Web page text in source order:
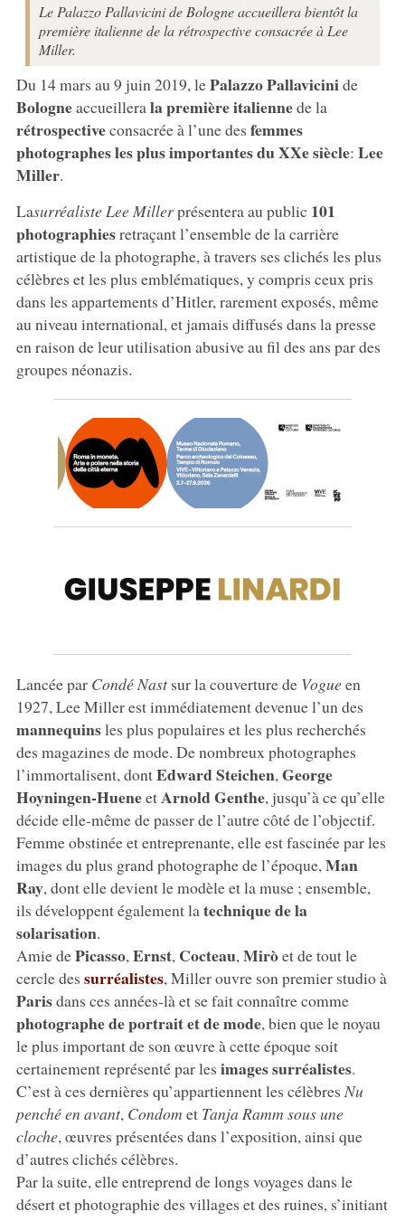
Le Palazzo Pallavicini de Bologne accueillera bientôt la
première italienne de la rétrospective consacrée à Lee
Miller.
Du 14 mars au 9 juin 2019, lePalazzo Pallavicinide
Bologneaccueillerala première italiennede la
rétrospectiveconsacrée à l’une des femmes
photographes les plus importantes du XXe siècle: Lee
Miller.
Lasurréaliste Lee Millerprésentera au public 101
photographiesretraçant l’ensemble de la carrière
artistique de la photographe, à travers ses clichés les plus
célèbres et les plus emblématiques, y compris ceux pris
dans les appartements d’Hitler, rarement exposés, même
au niveau international, et jamais diffusés dans la presse
en raison de leur utilisation abusive au fil des ans par des
groupes néonazis.
Lancée par Condé Nastsur la couverture de Vogueen
1927, Lee Miller est immédiatement devenue l’un des
mannequinsles plus populaires et les plus recherchés
des magazines de mode. De nombreux photographes
l’immortalisent, dontEdwardSteichen, George
Hoyningen-HueneetArnold Genthe, jusqu’à ce qu’elle
décide elle-même de passer de l’autre côté de l’objectif.
Femme obstinée et entreprenante, elle est fascinée par les
images du plus grand photographe de l’époque, Man
Ray, dont elle devient le modèle et la muse ; ensemble,
ils développent également la technique de la
solarisation.
Amie dePicasso, Ernst, Cocteau, Miròet de tout le
cercle des surréalistes, Miller ouvre son premier studio à
Parisdans ces années-là et se fait connaître comme
photographe de portrait et de mode, bien que le noyau
le plus important de son œuvre à cette époque soit
certainement représenté par les images surréalistes.
C’est à ces dernières qu’appartiennent les célèbres Nu
penché en avant, Condom et Tanja Ramm sous une
cloche, œuvres présentées dans l’exposition, ainsi que
d’autres clichés célèbres.
Par la suite, elle entreprend de longs voyages dans le
désert et photographie des villages et des ruines, s’initiant